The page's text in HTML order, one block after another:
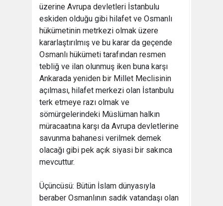
üzerine Avrupa devletleri İstanbulu
eskiden olduğu gibi hilafet ve Osmanlı
hükümetinin metrkezi olmak üzere
kararlaştırılmış ve bu karar da geçende
Osmanlı hükümeti tarafından resmen
tebliğ ve ilan olunmuş iken buna karşı
Ankarada yeniden bir Millet Meclisinin
açılması, hilafet merkezi olan İstanbulu
terk etmeye razı olmak ve
sömürgelerindeki Müslüman halkın
müracaatına karşı da Avrupa devletlerine
savunma bahanesi verilmek demek
olacağı gibi pek açık siyasi bir sakınca
mevcuttur.
Üçüncüsü: Bütün İslam dünyasıyla
beraber Osmanlının sadık vatandaşı olan